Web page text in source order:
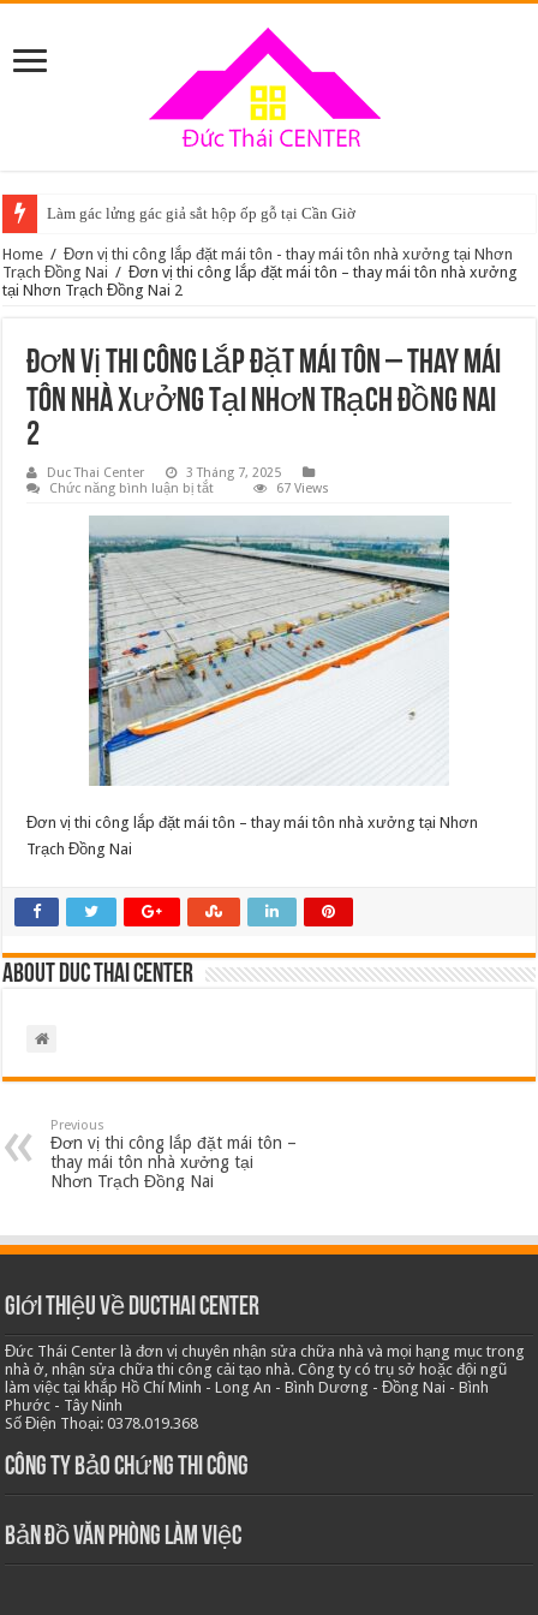
Làm gác lửng gác giả sắt hộp ốp gỗ tại Cần Giờ
Home / Đơn vị thi công lắp đặt mái tôn - thay mái tôn nhà xưởng tại Nhơn
Trạch Đồng Nai / Đơn vị thi công lắp đặt mái tôn – thay mái tôn nhà xưởng
tại Nhơn Trạch Đồng Nai 2
Đơn vị thi công lắp đặt mái tôn – thay mái
tôn nhà xưởng tại Nhơn Trạch Đồng Nai
2
Duc Thai Center
3 Tháng 7, 2025
Chức năng bình luận bị tắtở
vị
thi
công
lắp
đặt
mái
tôn
–
thay
mái
tôn
nhà
xưởng
tại
Nai
67 Views
Đơn vị thi công lắp đặt mái tôn – thay mái tôn nhà xưởng tại Nhơn
Trạch Đồng Nai
About Duc Thai Center
Previous
Đơn vị thi công lắp đặt mái tôn –
thay mái tôn nhà xưởng tại
Nhơn Trạch Đồng Nai
Giới thiệu về Ducthai Center
Đức Thái Center là đơn vị chuyên nhận sửa chữa nhà và mọi hạng mục trong
nhà ở, nhận sửa chữa thi công cải tạo nhà. Công ty có trụ sở hoặc đội ngũ
làm việc tại khắp Hồ Chí Minh - Long An - Bình Dương - Đồng Nai - Bình
Phước - Tây Ninh
Số Điện Thoại: 0378.019.368
Công ty bảo chứng thi công
Bản Đồ Văn Phòng Làm Việc